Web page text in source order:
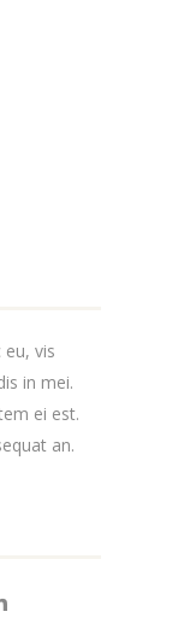
vis
in mei.
ei est.
an.